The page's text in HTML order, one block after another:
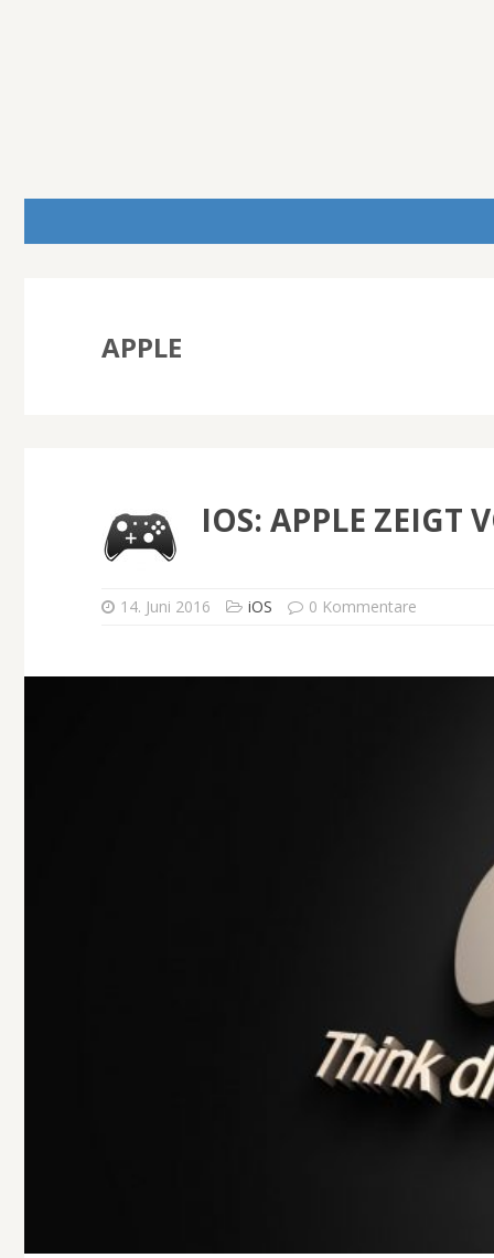
APPLE
IOS: APPLE ZEIGT
14. Juni 2016 iOS 0 Kommentare